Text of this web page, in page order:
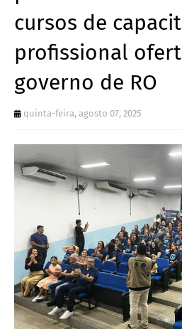
cursos de
profissional
governo de RO
quinta-feira, agosto 07, 2025